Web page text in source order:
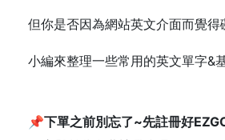
但你是否因為網站英文介面而覺得
小編來整理一些常用的英文單字&
📌下單之前別忘了~先註冊好